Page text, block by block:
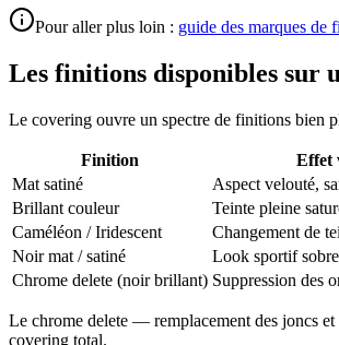
Pour aller plus loin : guide des marques de
Les finitions disponibles sur
Le covering ouvre un spectre de finitions bien
Finition Effet
Mat satiné
Aspect velouté,
Brillant couleur
Teinte pleine
Caméléon / Iridescent
Changement de
Noir mat / satiné
Look sportif sobre
Chrome delete (noir brillant) Suppression des
Le chrome delete — remplacement des joncs
covering total.